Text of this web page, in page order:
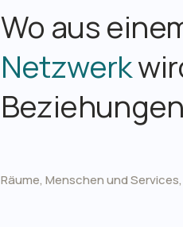
Wo aus
Netzwerk
Räume, Menschen und